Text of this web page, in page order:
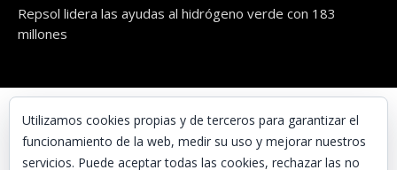
Repsol lidera las ayudas al hidrógeno verde con 183
millones
© UNAENERGÍA, S.L.
Inicio
Utilizamos cookies propias y de terceros para garantizar el
funcionamiento de la web, medir su uso y mejorar nuestros
servicios. Puede aceptar todas las cookies, rechazar las no